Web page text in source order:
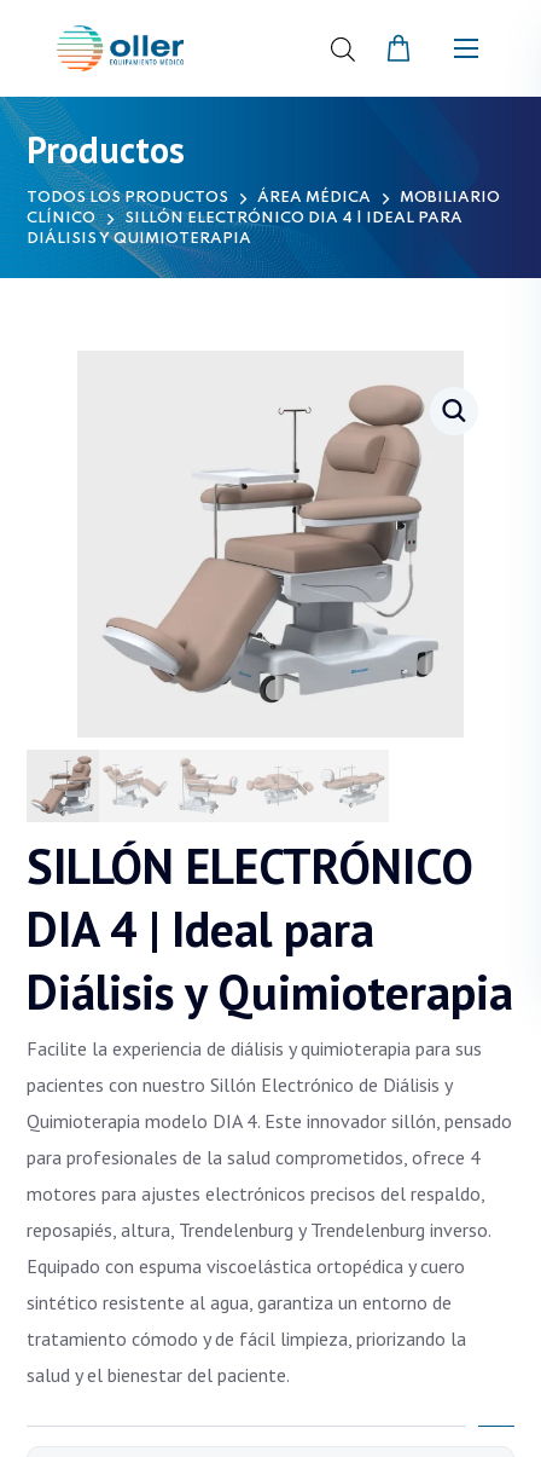
Productos
TODOS LOS PRODUCTOS ÁREA MÉDICA
MOBILIARIO
CLÍNICO
SILLÓN ELECTRÓNICO DIA 4 | IDEAL PARA
DIÁLISIS Y QUIMIOTERAPIA
SILLÓN ELECTRÓNICO
DIA 4 | Ideal para
Diálisis y Quimioterapia
Facilite la experiencia de diálisis y quimioterapia para sus
pacientes con nuestro Sillón Electrónico de Diálisis y
Quimioterapia modelo DIA 4. Este innovador sillón, pensado
para profesionales de la salud comprometidos, ofrece 4
motores para ajustes electrónicos precisos del respaldo,
reposapiés, altura, Trendelenburg y Trendelenburg inverso.
Equipado con espuma viscoelástica ortopédica y cuero
sintético resistente al agua, garantiza un entorno de
tratamiento cómodo y de fácil limpieza, priorizando la
salud y el bienestar del paciente.